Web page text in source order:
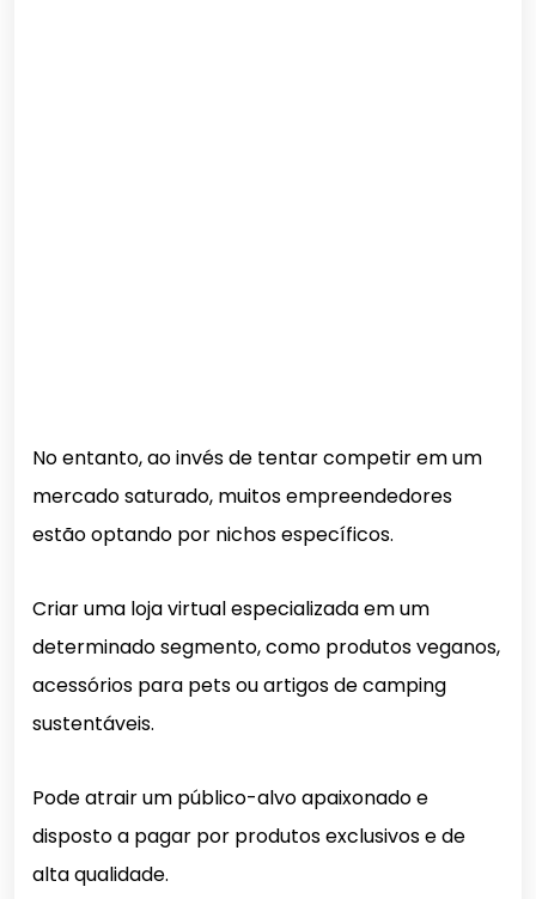
No entanto, ao invés de tentar competir em um
mercado saturado, muitos empreendedores
estão optando por nichos específicos.
Criar uma loja virtual especializada em um
determinado segmento, como produtos veganos,
acessórios para pets ou artigos de camping
sustentáveis.
Pode atrair um público-alvo apaixonado e
disposto a pagar por produtos exclusivos e de
alta qualidade.